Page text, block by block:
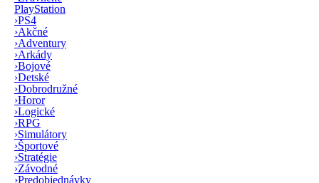
PlayStation
›PS4
›Akčné
›Adventury
›Arkády
›Bojové
›Detské
›Dobrodružné
›Horor
›Logické
›RPG
›Simulátory
›Športové
›Stratégie
›Závodné
›Predobjednávky